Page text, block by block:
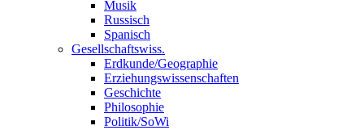
Musik
Russisch
Spanisch
Gesellschaftswiss.
Erdkunde/Geographie
Erziehungswissenschaften
Geschichte
Philosophie
Politik/SoWi